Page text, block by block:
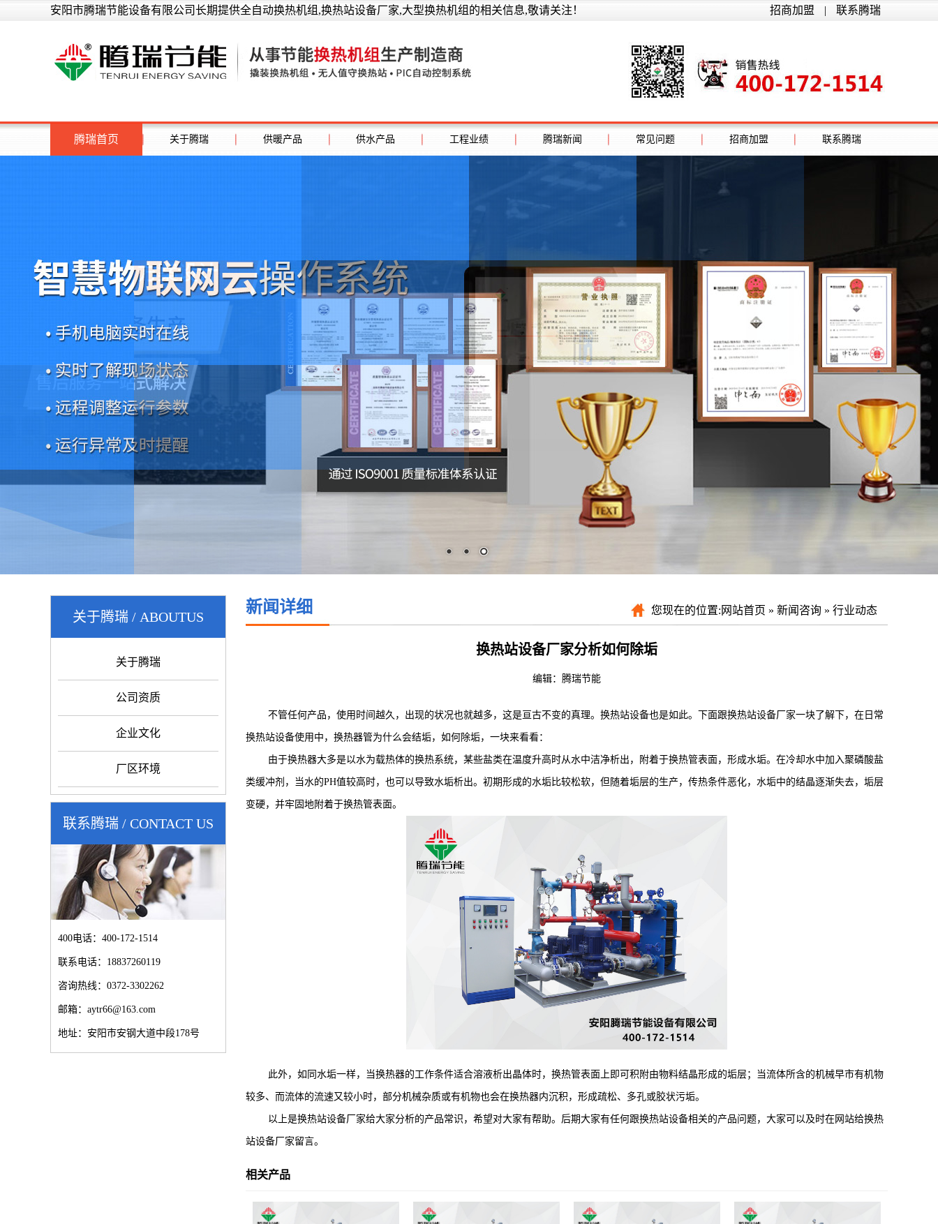
安阳市腾瑞节能设备有限公司长期提供全自动换热机组,换热站设备厂家,大型换热机组的相关信息,敬请关注！ 招商加盟 | 联系腾瑞
腾瑞首页 关于腾瑞 供暖产品 供水产品 工程业绩 腾瑞新闻 常见问题 招商加盟 联系腾瑞
关于腾瑞 / ABOUTUS
关于腾瑞
公司资质
企业文化
厂区环境
联系腾瑞 / CONTACT US
400电话：400-172-1514
联系电话：18837260119
咨询热线：0372-3302262
邮箱：aytr66@163.com
地址：安阳市安钢大道中段178号
新闻详细 您现在的位置: 网站首页 » 新闻咨询 » 行业动态
换热站设备厂家分析如何除垢
编辑： 腾瑞节能
不管任何产品，使用时间越久，出现的状况也就越多，这是亘古不变的真理。换热站设备也是如此。下面跟换热站设备厂家一块了解下，在日常
换热站设备使用中，换热器管为什么会结垢，如何除垢，一块来看看：
由于换热器大多是以水为载热体的换热系统，某些盐类在温度升高时从水中洁净析出，附着于换热管表面，形成水垢。在冷却水中加入聚磷酸盐
类缓冲剂，当水的PH值较高时，也可以导致水垢析出。初期形成的水垢比较松软，但随着垢层的生产，传热条件恶化，水垢中的结晶逐渐失去，垢层
变硬，并牢固地附着于换热管表面。
此外，如同水垢一样，当换热器的工作条件适合溶液析出晶体时，换热管表面上即可积附由物料结晶形成的垢层；当流体所含的机械早市有机物
较多、而流体的流速又较小时，部分机械杂质或有机物也会在换热器内沉积，形成疏松、多孔或胶状污垢。
以上是换热站设备厂家给大家分析的产品常识，希望对大家有帮助。后期大家有任何跟换热站设备相关的产品问题，大家可以及时在网站给换热
站设备厂家留言。
相关产品